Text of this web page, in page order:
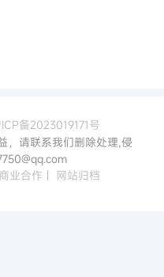
备2023019171号
，请联系我们删除处理,侵
商业合作 | 网站归档